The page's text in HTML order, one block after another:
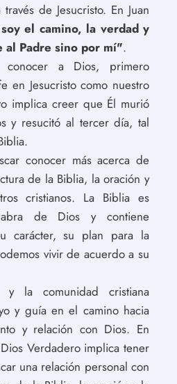
de Jesucristo. En Juan
el camino, la verdad y
al Padre sino por mí".
a Dios, primero
en Jesucristo como nuestro
implica creer que Él murió
y resucitó al tercer día, tal
conocer más acerca de
de la Biblia, la oración y
cristianos. La Biblia es
de Dios y contiene
carácter, su plan para la
vivir de acuerdo a su
y la comunidad cristiana
y guía en el camino hacia
y relación con Dios. En
Verdadero implica tener
una relación personal con